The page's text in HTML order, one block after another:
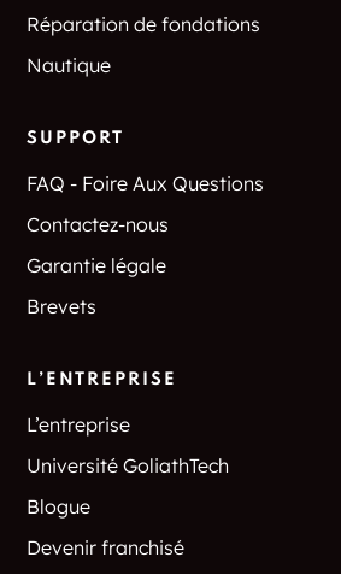
Réparation de fondations
Nautique
SUPPORT
FAQ - Foire Aux Questions
Contactez-nous
Garantie légale
Brevets
L’ENTREPRISE
L’entreprise
Université GoliathTech
Blogue
Devenir franchisé